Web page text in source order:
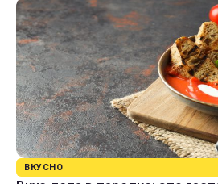
ВКУСНО